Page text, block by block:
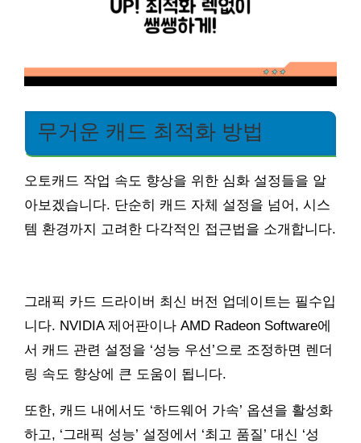
무거운 캐드 최적화 방법
오토캐드 작업 속도 향상을 위한 심화 설정들을 알
아보겠습니다. 단순히 캐드 자체 설정을 넘어, 시스
템 환경까지 고려한 다각적인 접근법을 소개합니다.
그래픽 카드 드라이버 최신 버전 업데이트는 필수입
니다. NVIDIA 제어판이나 AMD Radeon Software에
서 캐드 관련 설정을 ‘성능 우선’으로 조정하면 렌더
링 속도 향상에 큰 도움이 됩니다.
또한, 캐드 내에서도 ‘하드웨어 가속’ 옵션을 활성화
하고, ‘그래픽 성능’ 설정에서 ‘최고 품질’ 대신 ‘성